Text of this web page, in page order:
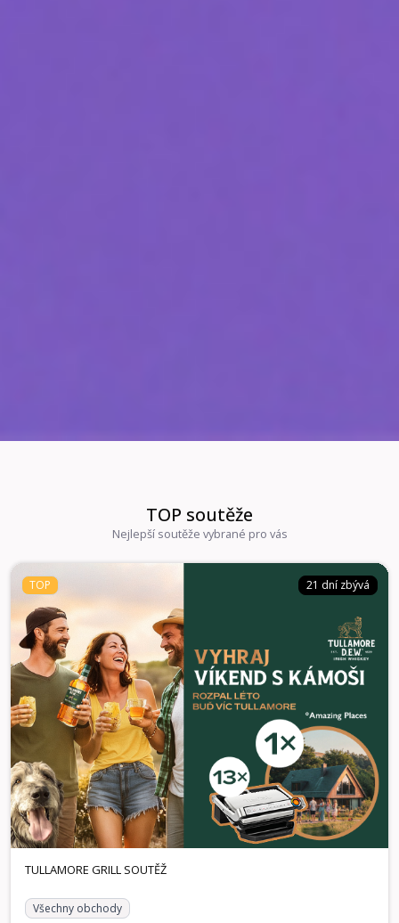
TOP soutěže
Nejlepší soutěže vybrané pro vás
TOP 21 dní zbývá
TULLAMORE GRILL SOUTĚŽ
Všechny obchody
TOP
Všechny obchody
TULLAMORE GRILL SOUTĚŽ
Spojte se s přáteli, otevřete láhev legendární irské whiskey
a hrajte o ceny, které dají vašim společným momentům ten
správný přípitek stačí jednoduše zaregistrovat účtenku!
Vyhrát můžete hlavní cenu v podobě exkluzivního pobytu s
Amazing Places v hodnotě 25 000 Kč na výjimečném místě,
stylové chatě nebo designovém hotelu. Ve hře je také 13
kontaktních grilů Tefal pro rychlou a snadnou přípravu
skvělého jídla, se kterými perfektně rozpálíte každé
zahradní setkání nebo pohodový večer doma, protože ty
nejlepší momenty vznikají, když jste spolu u dobrého jídla a
sklenky Tullamore.
Výhry:
1× Voucher Amazing Places v hodnotě 25.000 KČ, 13×